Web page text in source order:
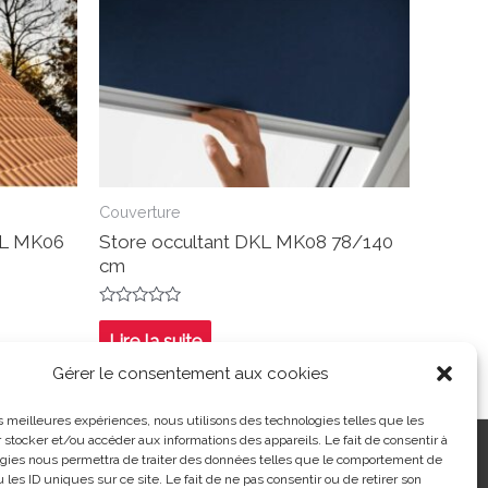
Gérer le consentement aux cookies
meilleures expériences, nous utilisons des technologies telles que les
stocker et/ou accéder aux informations des appareils. Le fait de consentir à
nous permettra de traiter des données telles que le comportement de
les ID uniques sur ce site. Le fait de ne pas consentir ou de retirer son
MK06
Couverture
Store occultant DKL MK08 78/140
cm
Note
5
Lire la suite
|Contact| 03 21 48 40 08